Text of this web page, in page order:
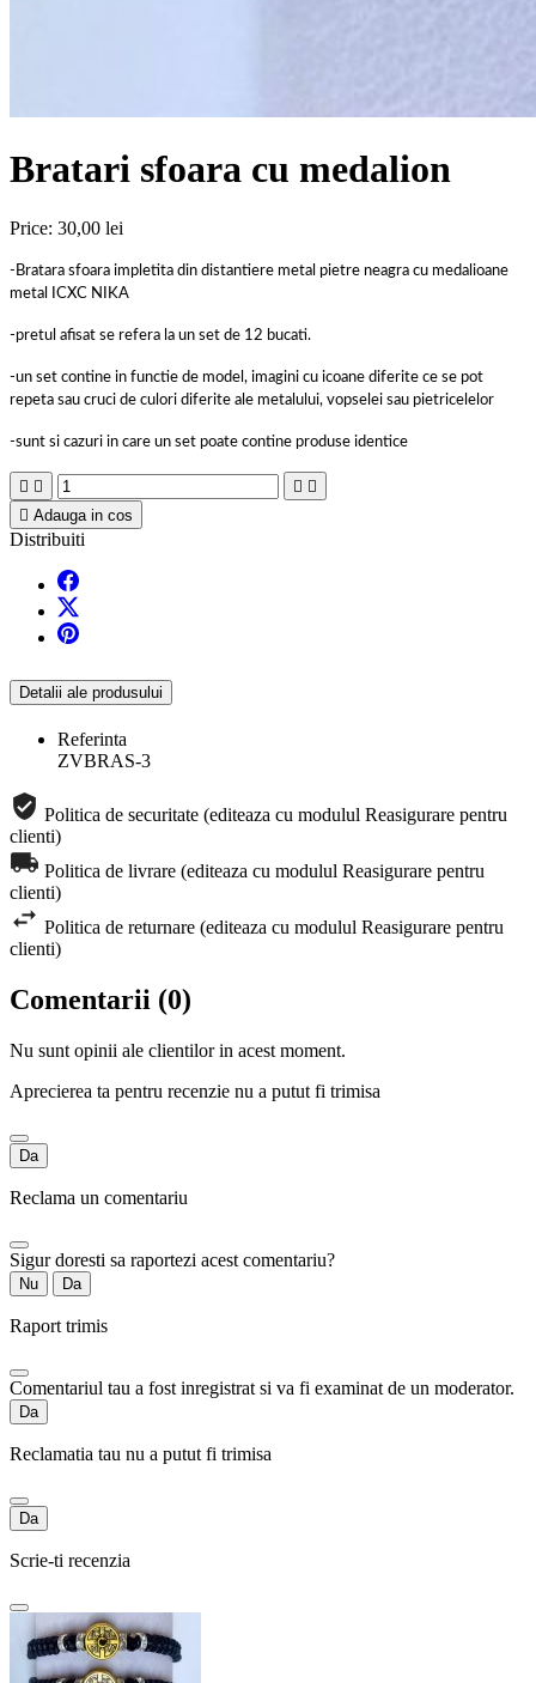
Bratari sfoara cu medalion
Price: 30,00 lei
-Bratara sfoara impletita din distantiere metal pietre neagra cu medalioane
metal ICXC NIKA
-pretul afisat se refera la un set de 12 bucati.
-un set contine in functie de model, imagini cu icoane diferite ce se pot
repeta sau cruci de culori diferite ale metalului, vopselei sau pietricelelor
-sunt si cazuri in care un set poate contine produse identice
   
 Adauga in cos
Distribuiti
Detalii ale produsului
Referinta
ZVBRAS-3
Politica de securitate (editeaza cu modulul Reasigurare pentru
clienti)
Politica de livrare (editeaza cu modulul Reasigurare pentru
clienti)
Politica de returnare (editeaza cu modulul Reasigurare pentru
clienti)
Comentarii (0)
Nu sunt opinii ale clientilor in acest moment.
Aprecierea ta pentru recenzie nu a putut fi trimisa
Da
Reclama un comentariu
Sigur doresti sa raportezi acest comentariu?
Nu Da
Raport trimis
Comentariul tau a fost inregistrat si va fi examinat de un moderator.
Da
Reclamatia tau nu a putut fi trimisa
Da
Scrie-ti recenzia